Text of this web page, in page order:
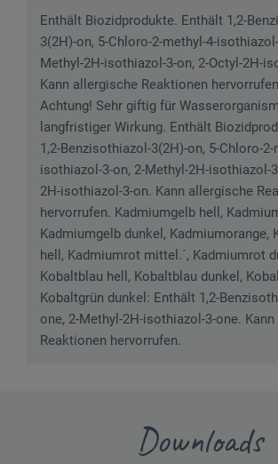
Enthält Biozidprodukte. Enthält 1,2-
3(2H)-on, 5-Chloro-2-methyl-4-
Methyl-2H-isothiazol-3-on, 2-Octyl-2H-
Kann allergische Reaktionen
Achtung! Sehr giftig für
langfristiger Wirkung. Enthält
1,2-Benzisothiazol-3(2H)-on, 5-Chloro-2-
isothiazol-3-on, 2-Methyl-2H-isothiazol-
2H-isothiazol-3-on. Kann allergische
hervorrufen. Kadmiumgelb hell,
Kadmiumgelb dunkel, Kadmiumorange,
hell, Kadmiumrot mittel.´, Kadmiumrot
Kobaltblau hell, Kobaltblau dunkel,
Kobaltgrün dunkel: Enthält 1,2-
one, 2-Methyl-2H-isothiazol-3-one.
Reaktionen hervorrufen.
Downloads